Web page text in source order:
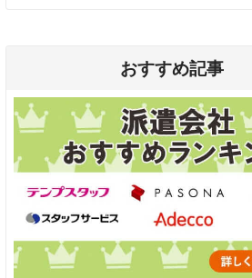
おすすめ記事